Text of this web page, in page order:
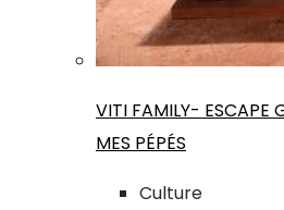
VITI FAMILY- ESCAPE
MES PÉPÉS
Culture